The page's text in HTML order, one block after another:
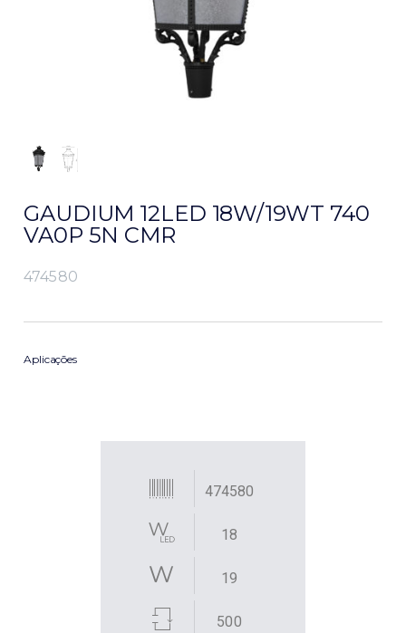
GAUDIUM 12LED 18W/19WT 740
VA0P 5N CMR
474580
Aplicações
474580
18
19
500